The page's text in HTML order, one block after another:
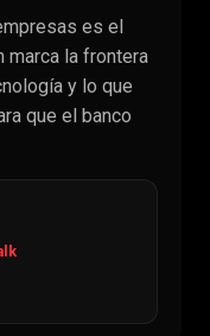
es el
marca la frontera
y lo que
que el banco